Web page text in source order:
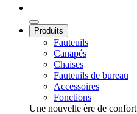
Produits
Fauteuils
Canapés
Chaises
Fauteuils de bureau
Accessoires
Fonctions
Une nouvelle ère de confort